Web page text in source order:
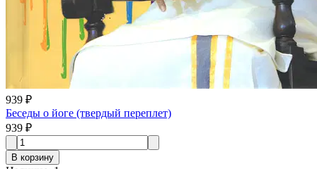
939 ₽
Беседы о йоге (твердый переплет)
939 ₽
В корзину